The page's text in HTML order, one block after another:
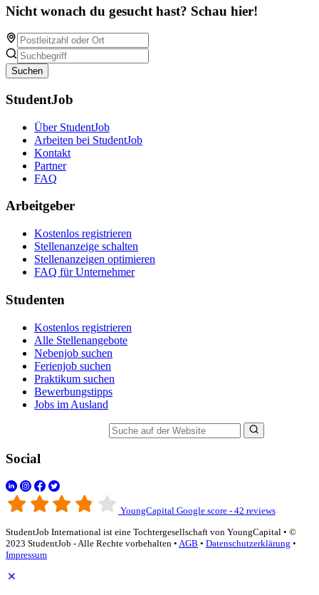
Nicht wonach du gesucht hast? Schau hier!
Suchen
StudentJob
Über StudentJob
Arbeiten bei StudentJob
Kontakt
Partner
FAQ
Arbeitgeber
Kostenlos registrieren
Stellenanzeige schalten
Stellenanzeigen optimieren
FAQ für Unternehmer
Studenten
Kostenlos registrieren
Alle Stellenangebote
Nebenjob suchen
Ferienjob suchen
Praktikum suchen
Bewerbungstipps
Jobs im Ausland
Social
YoungCapital Google score - 42 reviews
StudentJob International ist eine Tochtergesellschaft von YoungCapital • ©
2023 StudentJob - Alle Rechte vorbehalten • AGB • Datenschutzerklärung •
Impressum